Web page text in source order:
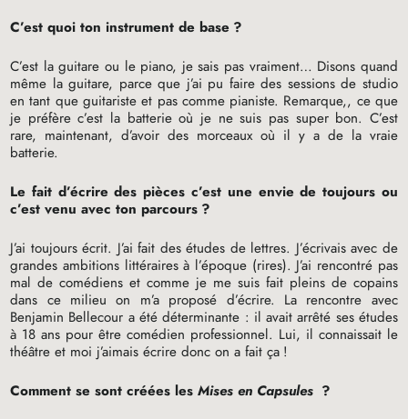
C’est quoi ton instrument de base ?
C’est la guitare ou le piano, je sais pas vraiment… Disons quand
même la guitare, parce que j’ai pu faire des sessions de studio
en tant que guitariste et pas comme pianiste. Remarque,, ce que
je préfère c’est la batterie où je ne suis pas super bon. C’est
rare, maintenant, d’avoir des morceaux où il y a de la vraie
batterie.
Le fait d’écrire des pièces c’est une envie de toujours ou
c’est venu avec ton parcours ?
J’ai toujours écrit. J’ai fait des études de lettres. J’écrivais avec de
grandes ambitions littéraires à l’époque (rires). J’ai rencontré pas
mal de comédiens et comme je me suis fait pleins de copains
dans ce milieu on m’a proposé d’écrire. La rencontre avec
Benjamin Bellecour a été déterminante : il avait arrêté ses études
à 18 ans pour être comédien professionnel. Lui, il connaissait le
théâtre et moi j’aimais écrire donc on a fait ça !
Comment se sont créées lesMises en Capsules ?